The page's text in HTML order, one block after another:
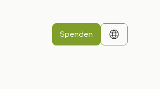
Spenden